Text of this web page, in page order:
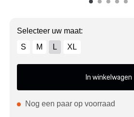
Selecteer uw maat:
S
M L XL
In winkelwagen
Nog een paar op voorraad